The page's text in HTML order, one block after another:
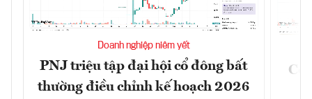
Doanh nghiệp niêm yết
PNJ triệu tập đại hội cổ đông bất
thường điều chỉnh kế hoạch 2026